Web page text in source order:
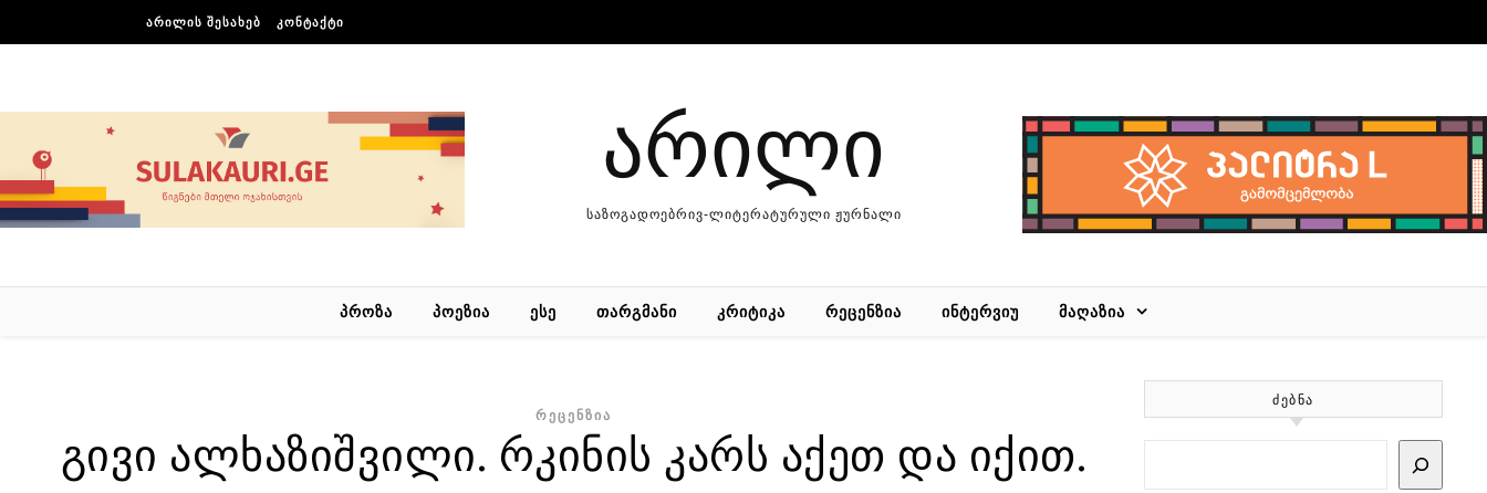
ᲐᲠᲘᲚᲘᲡ ᲨᲔᲡᲐᲮᲔᲑ ᲙᲝᲜᲢᲐᲥᲢᲘ
არილი
საზოგადოებრივ-ლიტერატურული ჟურნალი
ᲞᲠᲝᲖᲐ ᲞᲝᲔᲖᲘᲐ ᲔᲡᲔ ᲗᲐᲠᲒᲛᲐᲜᲘ ᲙᲠᲘᲢᲘᲙᲐ ᲠᲔᲪᲔᲜᲖᲘᲐ ᲘᲜᲢᲔᲠᲕᲘᲣ ᲛᲐᲦᲐᲖᲘᲐ
ᲠᲔᲪᲔᲜᲖᲘᲐ
გივი ალხაზიშვილი. რკინის კარს აქეთ და იქით.
ᲫᲔᲑᲜᲐ